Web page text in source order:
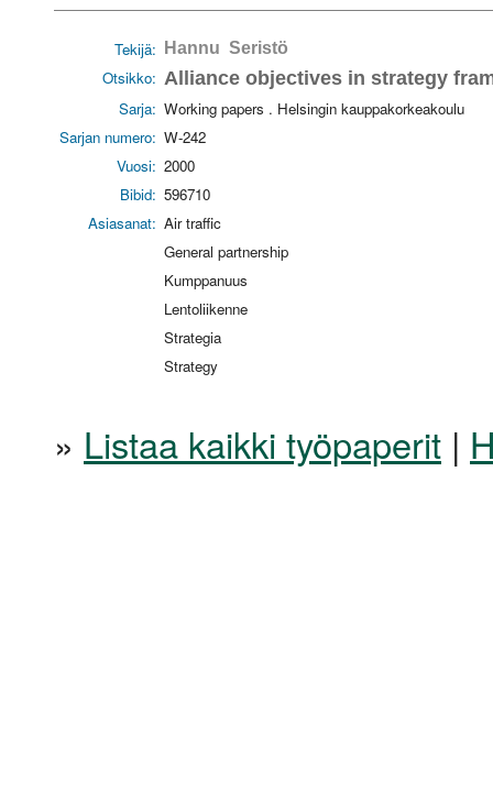
Tekijä: Hannu Seristö
Otsikko: Alliance objectives in strategy
Sarja: Working papers . Helsingin kauppakorkeakoulu
Sarjan numero: W-242
Vuosi: 2000
Bibid: 596710
Asiasanat: Air traffic
General partnership
Kumppanuus
Lentoliikenne
Strategia
Strategy
» Listaa kaikki työpaperit |